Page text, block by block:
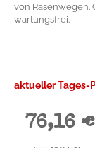
von Rasenwegen.
wartungsfrei.
aktueller Tages-
76,16 €